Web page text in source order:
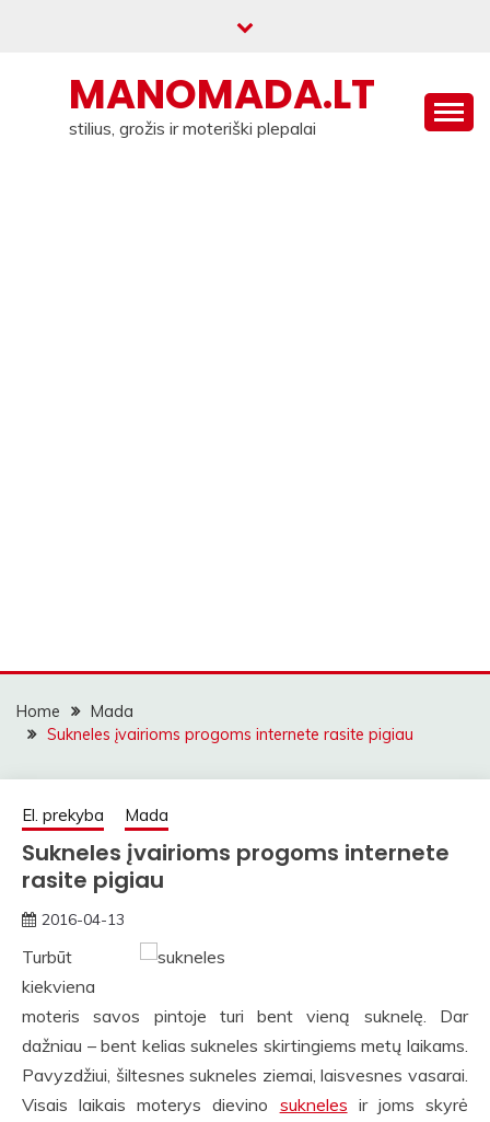
MANOMADA.LT
stilius, grožis ir moteriški plepalai
Home
Mada
Sukneles įvairioms progoms internete rasite pigiau
El. prekyba Mada
Sukneles įvairioms progoms internete
rasite pigiau
2016-04-13
straipsniai
Turbūt
kiekviena
moteris savos pintoje turi bent vieną suknelę. Dar
dažniau – bent kelias sukneles skirtingiems metų laikams.
Pavyzdžiui, šiltesnes sukneles ziemai, laisvesnes vasarai.
Visais laikais moterys dievino sukneles ir joms skyrė